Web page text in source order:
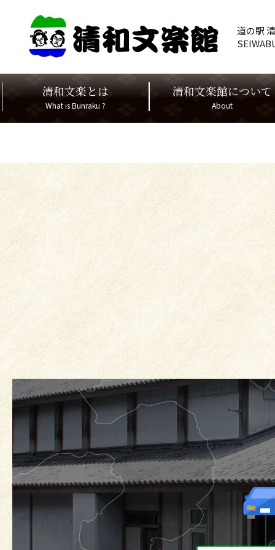
道の駅
清和文楽とは
What is Bunraku ?
清和文楽館について
About